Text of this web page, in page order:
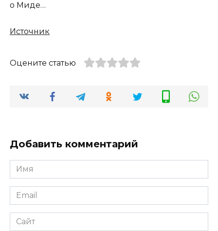
о Миде…
Источник
Оцените статью
Добавить комментарий
Имя
*
Email
*
Сайт